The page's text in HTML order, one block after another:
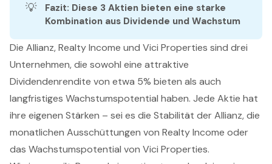
💡
Fazit: Diese 3 Aktien bieten eine starke
Kombination aus Dividende und Wachstum
Die Allianz, Realty Income und Vici Properties sind drei
Unternehmen, die sowohl eine attraktive
Dividendenrendite von etwa 5% bieten als auch
langfristiges Wachstumspotential haben. Jede Aktie hat
ihre eigenen Stärken – sei es die Stabilität der Allianz, die
monatlichen Ausschüttungen von Realty Income oder
das Wachstumspotential von Vici Properties.